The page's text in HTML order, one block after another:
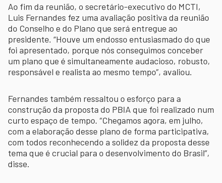
Ao fim da reunião, o secretário-executivo do MCTI,
Luis Fernandes fez uma avaliação positiva da reunião
do Conselho e do Plano que será entregue ao
presidente. “Houve um endosso entusiasmado do que
foi apresentado, porque nós conseguimos conceber
um plano que é simultaneamente audacioso, robusto,
responsável e realista ao mesmo tempo”, avaliou.
Fernandes também ressaltou o esforço para a
construção da proposta do PBIA que foi realizado num
curto espaço de tempo. “Chegamos agora, em julho,
com a elaboração desse plano de forma participativa,
com todos reconhecendo a solidez da proposta desse
tema que é crucial para o desenvolvimento do Brasil”,
disse.